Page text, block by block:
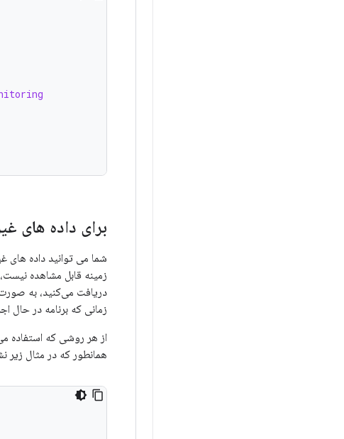
برای داده های
شما می توانید داده
زمینه قابل مشاهده
دریافت می‌کنید، به
زمانی که برنامه در حال
از هر روشی که استفاده
همانطور که در مثال زیر